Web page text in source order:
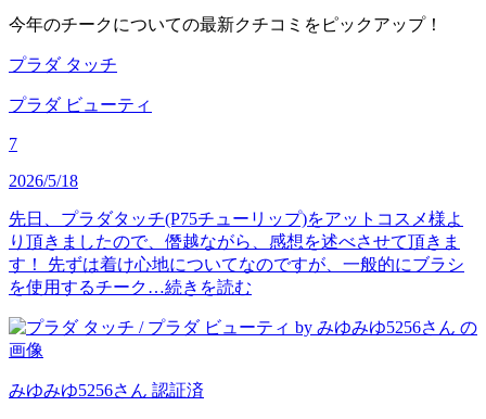
今年のチークについての最新クチコミをピックアップ！
プラダ タッチ
プラダ ビューティ
7
2026/5/18
先日、プラダタッチ(P75チューリップ)をアットコスメ様よ
り頂きましたので、僭越ながら、感想を述べさせて頂きま
す！ 先ずは着け心地についてなのですが、一般的にブラシ
を使用するチーク…続きを読む
みゆみゆ5256さん 認証済